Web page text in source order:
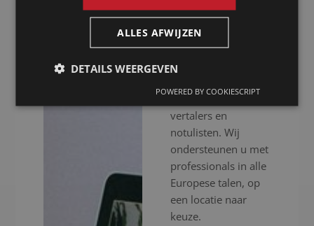
Presence is al meer
dan 20 jaar uw
notulist in
Leverkusen voor het
professionele
vertalers en
notulisten. Wij
ondersteunen u met
professionals in alle
Europese talen, op
een locatie naar
keuze.
ALLES AFWIJZEN
DETAILS WEERGEVEN
POWERED BY COOKIESCRIPT